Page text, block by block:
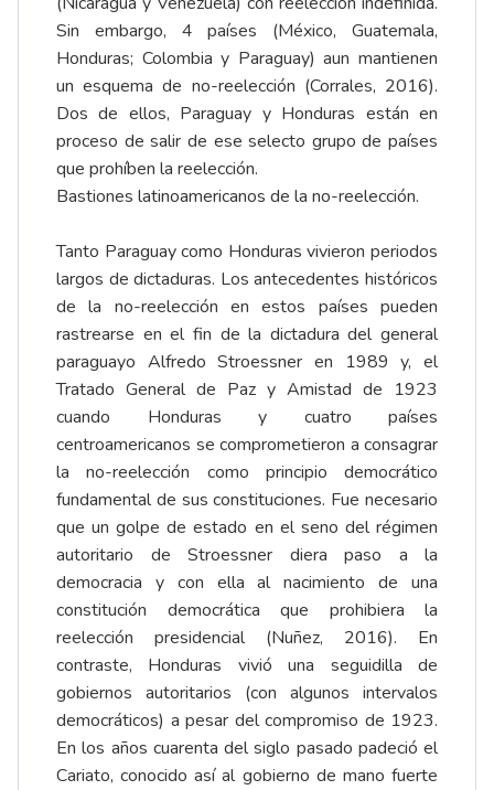
Sin embargo, 4 países (México, Guatemala,
Honduras; Colombia y Paraguay) aun mantienen
un esquema de no-reelección (Corrales, 2016).
Dos de ellos, Paraguay y Honduras están en
proceso de salir de ese selecto grupo de países
que prohíben la reelección.
Bastiones latinoamericanos de la no-reelección.
Tanto Paraguay como Honduras vivieron periodos
largos de dictaduras. Los antecedentes históricos
de la no-reelección en estos países pueden
rastrearse en el fin de la dictadura del general
paraguayo Alfredo Stroessner en 1989 y, el
Tratado General de Paz y Amistad de 1923
cuando Honduras y cuatro países
centroamericanos se comprometieron a consagrar
la no-reelección como principio democrático
fundamental de sus constituciones. Fue necesario
que un golpe de estado en el seno del régimen
autoritario de Stroessner diera paso a la
democracia y con ella al nacimiento de una
constitución democrática que prohibiera la
reelección presidencial (Nuñez, 2016). En
contraste, Honduras vivió una seguidilla de
gobiernos autoritarios (con algunos intervalos
democráticos) a pesar del compromiso de 1923.
En los años cuarenta del siglo pasado padeció el
Cariato, conocido así al gobierno de mano fuerte